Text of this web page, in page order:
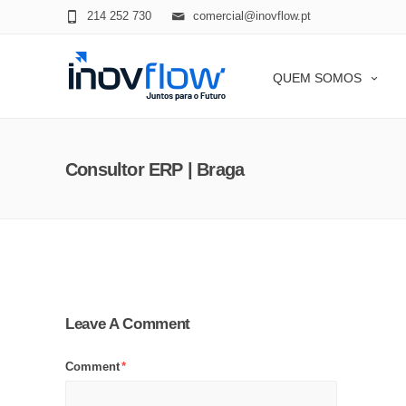
comercial@inovflow.pt
214 252 730
QUEM SOMOS
Consultor ERP | Braga
Leave A Comment
Comment*
modal-check